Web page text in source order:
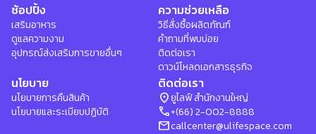
ช้อปปิ้ง
เสริมอาหาร
ดูแลความงาม
อุปกรณ์ส่งเสริมการขายอื่นๆ
ความช่วยเหลือ
วิธีสั่งซื้อผลิตภัณฑ์
คำถามที่พบบ่อย
ติดต่อเรา
ดาวน์โหลดเอกสารธุรกิจ
นโยบาย
นโยบายการคืนสินค้า
นโยบายและระเบียบปฏิบัติ
ติดต่อเรา
location_onยูไลฟ์ สำนักงานใหญ่
phone+(66) 2-002-8888
mailcallcenter@ulifespace.com